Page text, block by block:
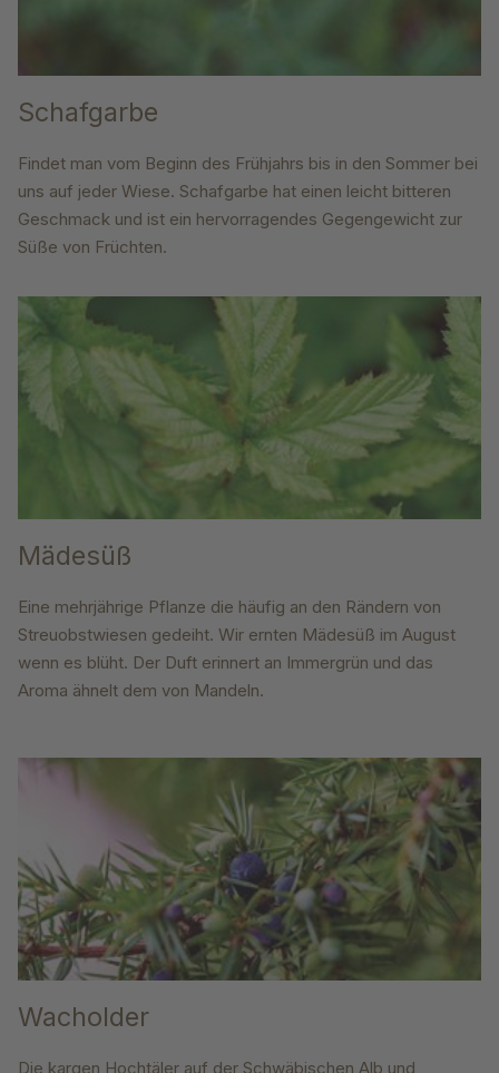
Schafgarbe
Findet man vom Beginn des Frühjahrs bis in den Sommer bei
uns auf jeder Wiese. Schafgarbe hat einen leicht bitteren
Geschmack und ist ein hervorragendes Gegengewicht zur
Süße von Früchten.
Mädesüß
Eine mehrjährige Pflanze die häufig an den Rändern von
Streuobstwiesen gedeiht. Wir ernten Mädesüß im August
wenn es blüht. Der Duft erinnert an Immergrün und das
Aroma ähnelt dem von Mandeln.
Wacholder
Die kargen Hochtäler auf der Schwäbischen Alb und